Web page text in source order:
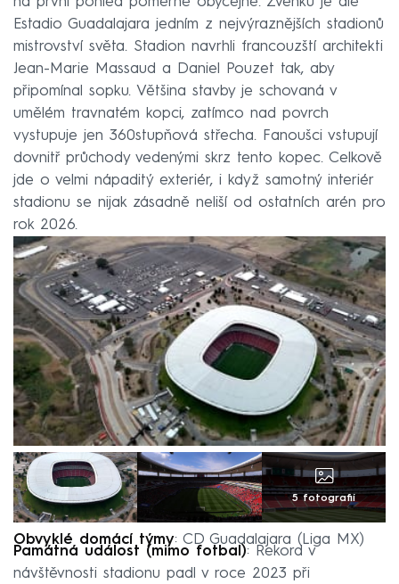
Estadio Guadalajara jedním z nejvýraznějších stadionů
mistrovství světa. Stadion navrhli francouzští architekti
Jean-Marie Massaud a Daniel Pouzet tak, aby
připomínal sopku. Většina stavby je schovaná v
umělém travnatém kopci, zatímco nad povrch
vystupuje jen 360stupňová střecha. Fanoušci vstupují
dovnitř průchody vedenými skrz tento kopec. Celkově
jde o velmi nápaditý exteriér, i když samotný interiér
stadionu se nijak zásadně neliší od ostatních arén pro
rok 2026.
5 fotografií
Obvyklé domácí týmy: CD Guadalajara (Liga MX)
Památná událost (mimo fotbal): Rekord v
návštěvnosti stadionu padl v roce 2023 při